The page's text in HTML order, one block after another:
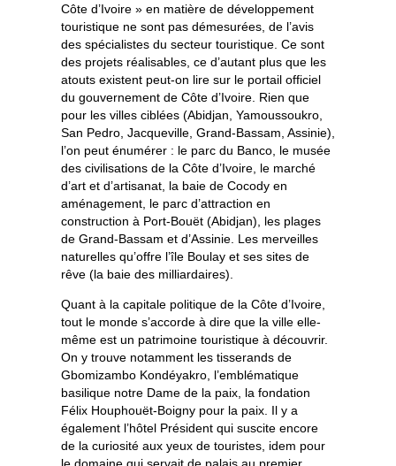
Côte d’Ivoire » en matière de développement
touristique ne sont pas démesurées, de l’avis
des spécialistes du secteur touristique. Ce sont
des projets réalisables, ce d’autant plus que les
atouts existent peut-on lire sur le portail officiel
du gouvernement de Côte d’Ivoire. Rien que
pour les villes ciblées (Abidjan, Yamoussoukro,
San Pedro, Jacqueville, Grand-Bassam, Assinie),
l’on peut énumérer : le parc du Banco, le musée
des civilisations de la Côte d’Ivoire, le marché
d’art et d’artisanat, la baie de Cocody en
aménagement, le parc d’attraction en
construction à Port-Bouët (Abidjan), les plages
de Grand-Bassam et d’Assinie. Les merveilles
naturelles qu’offre l’île Boulay et ses sites de
rêve (la baie des milliardaires).
Quant à la capitale politique de la Côte d’Ivoire,
tout le monde s’accorde à dire que la ville elle-
même est un patrimoine touristique à découvrir.
On y trouve notamment les tisserands de
Gbomizambo Kondéyakro, l’emblématique
basilique notre Dame de la paix, la fondation
Félix Houphouët-Boigny pour la paix. Il y a
également l’hôtel Président qui suscite encore
de la curiosité aux yeux de touristes, idem pour
le domaine qui servait de palais au premier